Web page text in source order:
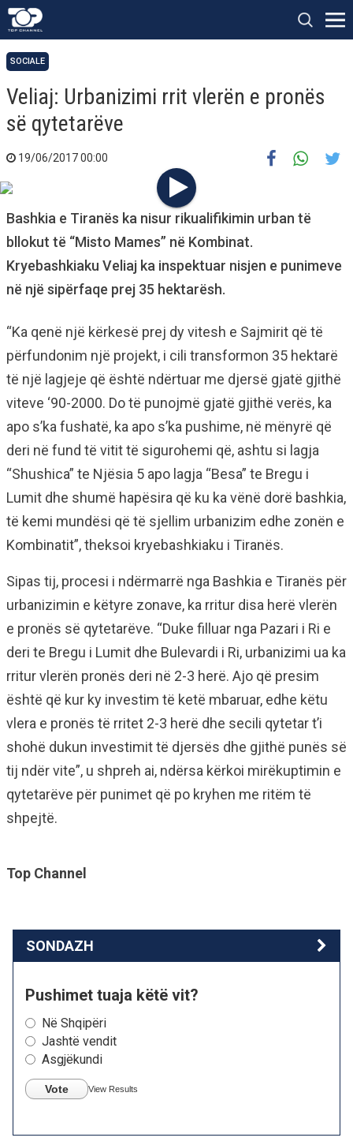
SOCIALE
Veliaj: Urbanizimi rrit vlerën e pronës
së qytetarëve
19/06/2017 00:00
Bashkia e Tiranës ka nisur rikualifikimin urban të
bllokut të “Misto Mames” në Kombinat.
Kryebashkiaku Veliaj ka inspektuar nisjen e punimeve
në një sipërfaqe prej 35 hektarësh.
“Ka qenë një kërkesë prej dy vitesh e Sajmirit që të
përfundonim një projekt, i cili transformon 35 hektarë
të një lagjeje që është ndërtuar me djersë gjatë gjithë
viteve ‘90-2000. Do të punojmë gjatë gjithë verës, ka
apo s’ka fushatë, ka apo s’ka pushime, në mënyrë që
deri në fund të vitit të sigurohemi që, ashtu si lagja
“Shushica” te Njësia 5 apo lagja “Besa” te Bregu i
Lumit dhe shumë hapësira që ku ka vënë dorë bashkia,
të kemi mundësi që të sjellim urbanizim edhe zonën e
Kombinatit”, theksoi kryebashkiaku i Tiranës.
Sipas tij, procesi i ndërmarrë nga Bashkia e Tiranës për
urbanizimin e këtyre zonave, ka rritur disa herë vlerën
e pronës së qytetarëve. “Duke filluar nga Pazari i Ri e
deri te Bregu i Lumit dhe Bulevardi i Ri, urbanizimi ua ka
rritur vlerën pronës deri në 2-3 herë. Ajo që presim
është që kur ky investim të ketë mbaruar, edhe këtu
vlera e pronës të rritet 2-3 herë dhe secili qytetar t’i
shohë dukun investimit të djersës dhe gjithë punës së
tij ndër vite”, u shpreh ai, ndërsa kërkoi mirëkuptimin e
qytetarëve për punimet që po kryhen me ritëm të
shpejtë.
Top Channel
SONDAZH
Pushimet tuaja këtë vit?
Në Shqipëri
Jashtë vendit
Asgjëkundi
Vote View Results